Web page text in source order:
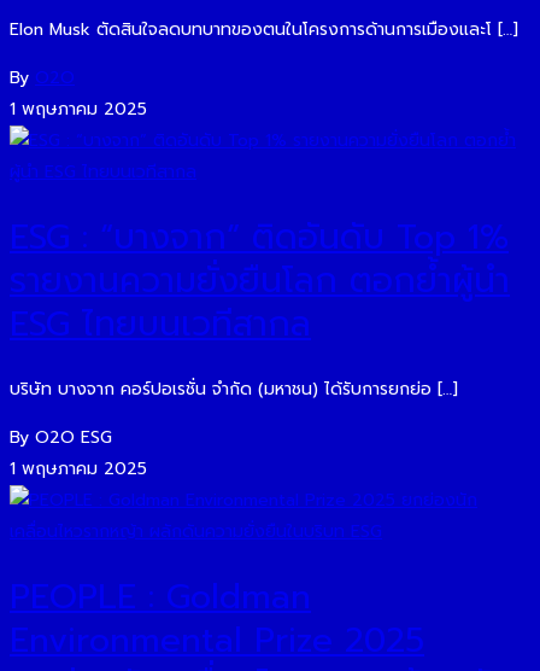
Elon Musk ตัดสินใจลดบทบาทของตนในโครงการด้านการเมืองและโ […]
By O2O
1 พฤษภาคม 2025
ESG : “บางจาก” ติดอันดับ Top 1%
รายงานความยั่งยืนโลก ตอกย้ำผู้นำ
ESG ไทยบนเวทีสากล
บริษัท บางจาก คอร์ปอเรชั่น จำกัด (มหาชน) ได้รับการยกย่อ […]
By O2O ESG
1 พฤษภาคม 2025
PEOPLE : Goldman
Environmental Prize 2025